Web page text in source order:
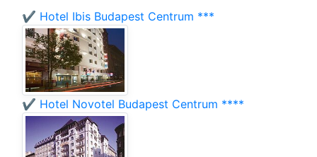
✔️ Hotel Ibis Budapest Centrum ***
✔️ Hotel Novotel Budapest Centrum ****